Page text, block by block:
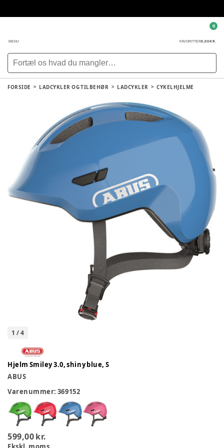
MENU FAVORITTER0,00 KR.
0
FORSIDE LADCYKLER OG TILBEHØR LADCYKLER CYKELHJELME
1 /4
Hjelm Smiley 3.0, shiny blue, S
ABUS
Varenummer: 369152
599,00 kr.